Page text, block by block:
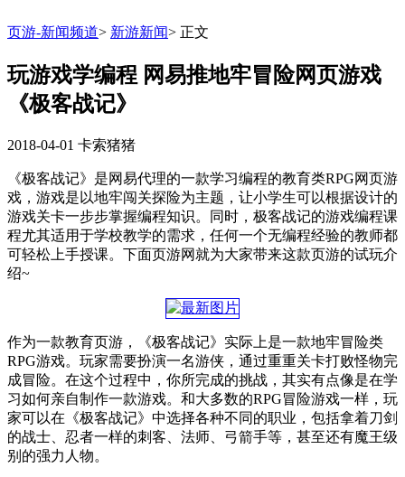
页游-新闻频道> 新游新闻> 正文
玩游戏学编程 网易推地牢冒险网页游戏
《极客战记》
2018-04-01 卡索猪猪
《极客战记》是网易代理的一款学习编程的教育类RPG网页游
戏，游戏是以地牢闯关探险为主题，让小学生可以根据设计的
游戏关卡一步步掌握编程知识。同时，极客战记的游戏编程课
程尤其适用于学校教学的需求，任何一个无编程经验的教师都
可轻松上手授课。下面页游网就为大家带来这款页游的试玩介
绍~
作为一款教育页游，《极客战记》实际上是一款地牢冒险类
RPG游戏。玩家需要扮演一名游侠，通过重重关卡打败怪物完
成冒险。在这个过程中，你所完成的挑战，其实有点像是在学
习如何亲自制作一款游戏。和大多数的RPG冒险游戏一样，玩
家可以在《极客战记》中选择各种不同的职业，包括拿着刀剑
的战士、忍者一样的刺客、法师、弓箭手等，甚至还有魔王级
别的强力人物。